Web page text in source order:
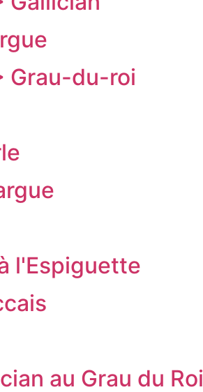
Grau-du-roi
l'Espiguette
au Grau du Roi